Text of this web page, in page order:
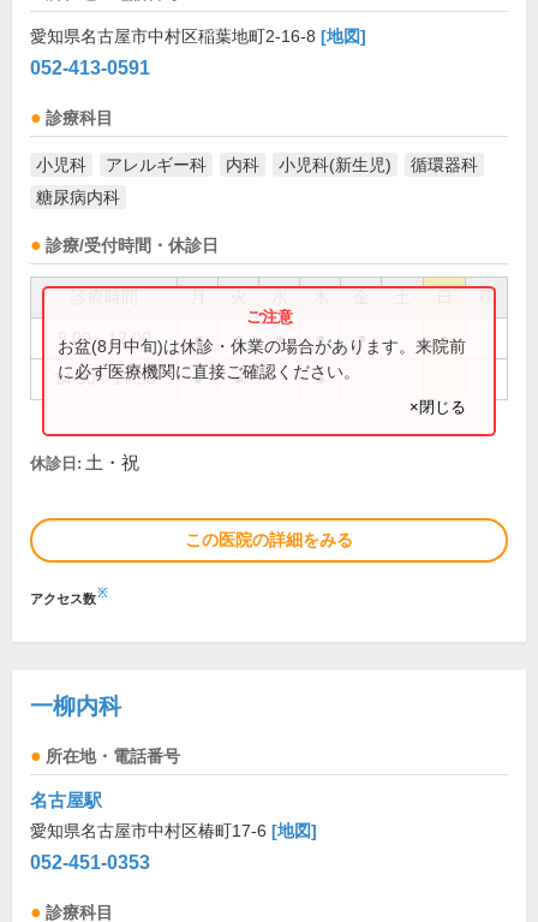
愛知県名古屋市中村区稲葉地町2-16-8 [地図]
052-413-0591
診療科目
小児科 アレルギー科 内科 小児科(新生児)
循環器科
糖尿病内科
診療/受付時間・休診日
祝
9:00～12:00 ● ● ● ● ● ●
14:00～17:30 ● ● ●
お盆(8月中旬)は休診・休業の場合があります。来院前
に必ず医療機関に直接ご確認ください。
×閉じる
休診日: 土・祝
この医院の詳細をみる
アクセス数※
一柳内科
所在地・電話番号
名古屋駅
愛知県名古屋市中村区椿町17-6 [地図]
052-451-0353
診療科目